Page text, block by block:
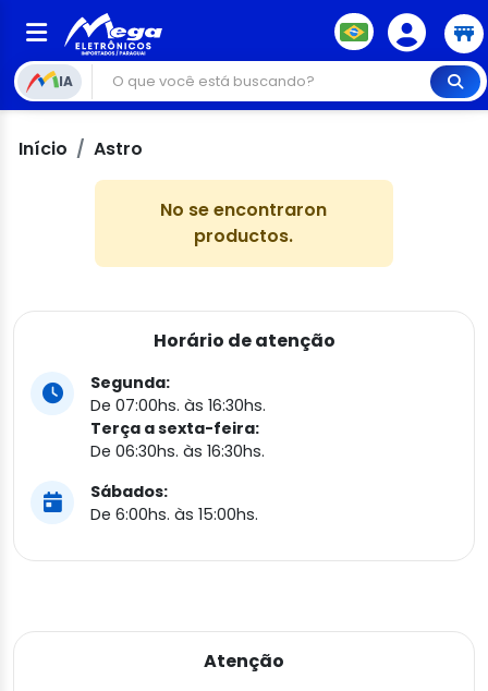
IA
Início Astro
No se encontraron
productos.
Horário de atenção
Segunda:
De 07:00hs. às 16:30hs.
Terça a sexta-feira:
De 06:30hs. às 16:30hs.
Sábados:
De 6:00hs. às 15:00hs.
Atenção